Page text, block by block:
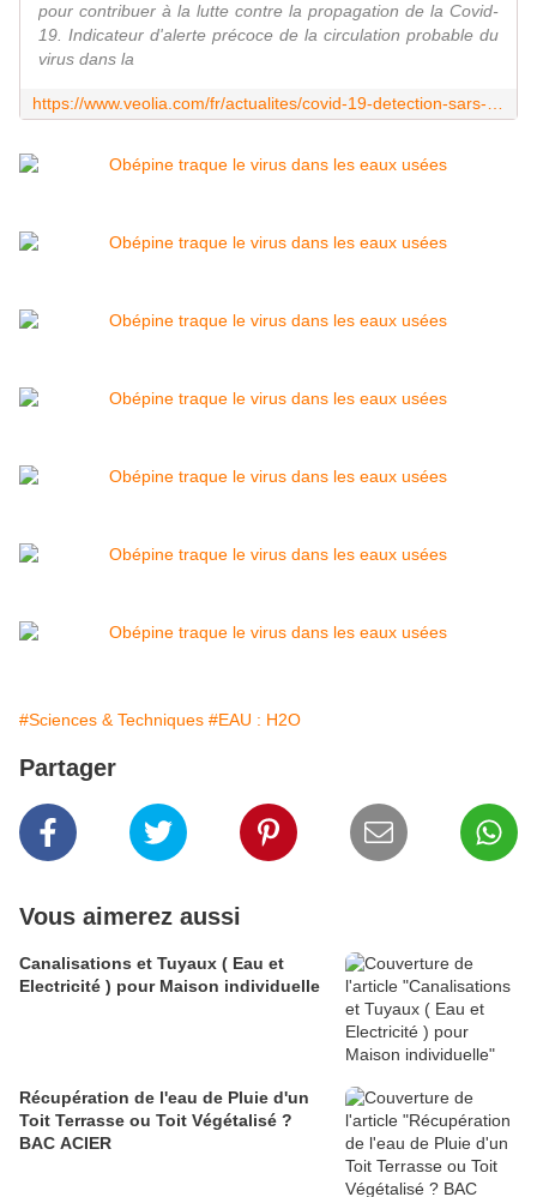
pour contribuer à la lutte contre la propagation de la Covid-
19. Indicateur d'alerte précoce de la circulation probable du
virus dans la
#Sciences & Techniques #EAU : H2O
Partager
Vous aimerez aussi
Canalisations et Tuyaux ( Eau et
Electricité ) pour Maison individuelle
Récupération de l'eau de Pluie d'un
Toit Terrasse ou Toit Végétalisé ?
BAC ACIER